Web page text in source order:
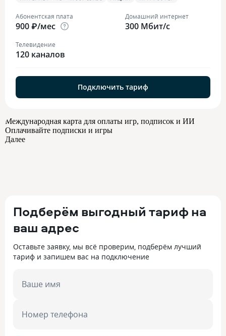
Абонентская плата
900 ₽/мес
Домашний интернет
300 Мбит/с
Телевидение
120 каналов
Подключить тариф
Подберём выгодный тариф на
ваш адрес
Оставьте заявку, мы всё проверим, подберём лучший
тариф и запишем вас на подключение
Ваше имя
Номер телефона